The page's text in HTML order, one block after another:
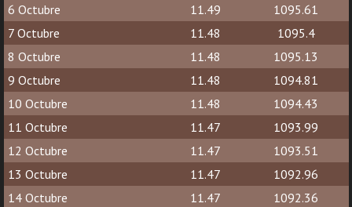
6 Octubre
11.49
1095.61
7 Octubre
11.48
1095.4
8 Octubre
11.48
1095.13
9 Octubre
11.48
1094.81
10 Octubre
11.48
1094.43
11 Octubre
11.47
1093.99
12 Octubre
11.47
1093.51
13 Octubre
11.47
1092.96
14 Octubre
11.47
1092.36